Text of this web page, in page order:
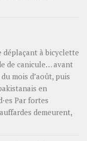
déplaçant à bicyclette
de canicule… avant
mois d’août, puis
en
Par fortes
demeurent,